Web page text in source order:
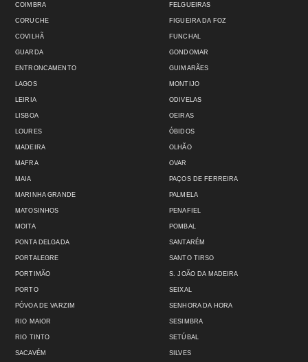
COIMBRA
CORUCHE
COVILHÃ
GUARDA
ENTRONCAMENTO
FELGUEIRAS
FIGUEIRA DA FOZ
FUNCHAL
GONDOMAR
GUIMARÃES
LAGOS
LEIRIA
LISBOA
LOURES
MADEIRA
MAFRA
MAIA
MARINHA GRANDE
MATOSINHOS
MOITA
MONTIJO
ODIVELAS
OEIRAS
ÓBIDOS
OLHÃO
OVAR
PAÇOS DE FERREIRA
PALMELA
PENAFIEL
POMBAL
PONTA DELGADA
PORTALEGRE
PORTIMÃO
PORTO
PÓVOA DE VARZIM
RIO MAIOR
RIO TINTO
SACAVÉM
SANTARÉM
SANTO TIRSO
S. JOÃO DA MADEIRA
SEIXAL
SENHORA DA HORA
SESIMBRA
SETÚBAL
SILVES